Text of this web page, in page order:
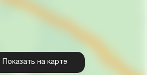
Показать на карте